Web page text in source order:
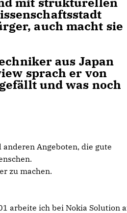
auch macht sie
aus Japan
sprach er von
und was noch
Angeboten, die gute
zu machen.
arbeite ich bei Nokia Solution